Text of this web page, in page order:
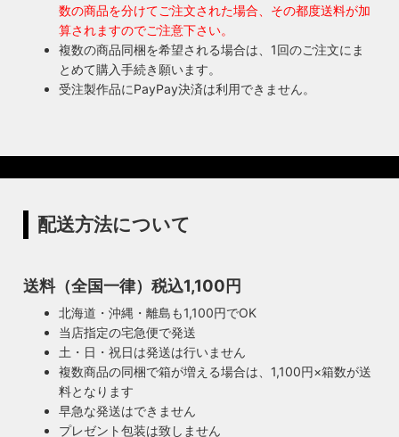
数の商品を分けてご注文された場合、その都度送料が加
算されますのでご注意下さい。
複数の商品同梱を希望される場合は、1回のご注文にま
とめて購入手続き願います。
受注製作品にPayPay決済は利用できません。
配送方法について
送料（全国一律）税込1,100円
北海道・沖縄・離島も1,100円でOK
当店指定の宅急便で発送
土・日・祝日は発送は行いません
複数商品の同梱で箱が増える場合は、1,100円×箱数が送
料となります
早急な発送はできません
プレゼント包装は致しません